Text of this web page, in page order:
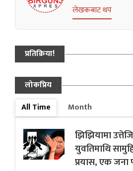
लेखकबाट थप
प्रतिक्रिया!
लोकप्रिय
All Time
Month
झिझियामा
युवतिमाथि
प्रयास, एक जना